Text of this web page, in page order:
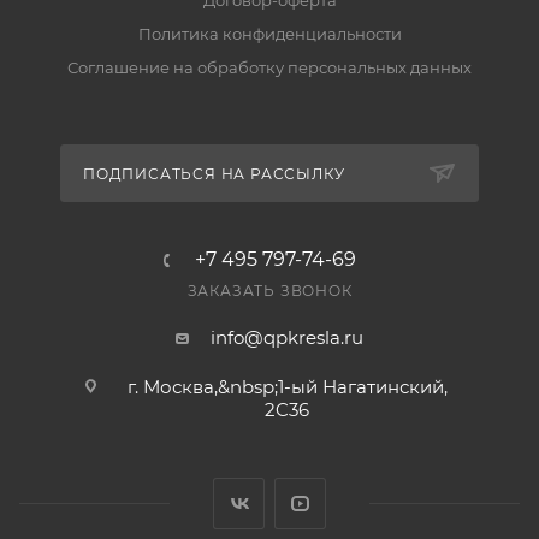
Есть ли гарантия и возврат?
Да, на товар действует гарантия производителя, а
Политика конфиденциальности
Соглашение на обработку персональных данных
ПОДПИСАТЬСЯ НА РАССЫЛКУ
+7 495 797-74-69
ЗАКАЗАТЬ ЗВОНОК
info@qpkresla.ru
г. Москва,&nbsp;1-ый Нагатинский,
2C36